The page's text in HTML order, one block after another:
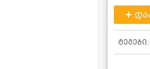
ტეგები: